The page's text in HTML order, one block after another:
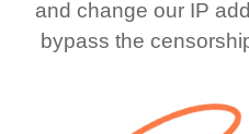
and change our IP
bypass the